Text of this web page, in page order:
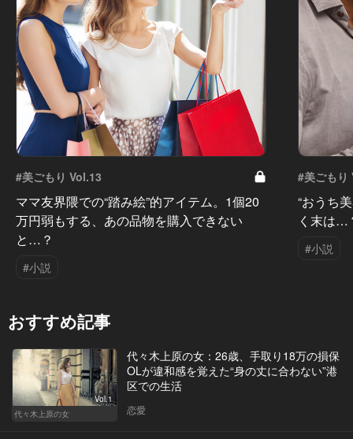
#美ごもり Vol.13
ママ友界隈での“踏み絵”的アイテム。1個20
万円弱もする、あの品物を購入できない
と…？
#小説
#美ごもり
“おうち
く末は…
#小説
おすすめ記事
Vol.1
代々木上原の女
代々木上原の女：26歳、手取り18万の損保
OLが違和感を覚えた“身の丈に合わない”港
区での生活
恋愛